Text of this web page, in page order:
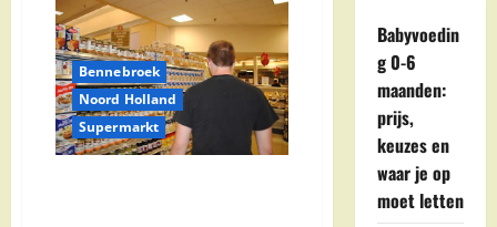
Bennebroek
Noord Holland
Supermarkt
Babyvoedin
g 0-6
maanden:
prijs,
keuzes en
waar je op
moet letten